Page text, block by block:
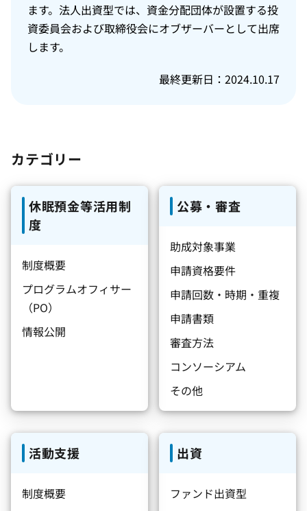
ます。法人出資型では、資金分配団体が設置する投
資委員会および取締役会にオブザーバーとして出席
します。
最終更新日：2024.10.17
カテゴリー
休眠預金等活用制
度
制度概要
プログラムオフィサー
（PO）
情報公開
公募・審査
助成対象事業
申請資格要件
申請回数・時期・重複
申請書類
審査方法
コンソーシアム
その他
活動支援
制度概要
出資
ファンド出資型